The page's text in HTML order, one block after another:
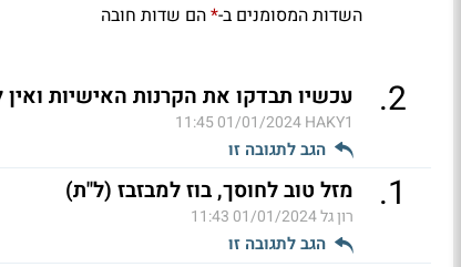
השדות המסומנים ב-*הם שדות חובה
2
. עכשיו תבדקו את הקרנות האישיות
HAKY1
01/01/2024 11:45
הגב לתגובה זו
1
. מזל טוב לחוסך, בוז למבזבז (ל"ת)
רון גל01/01/2024 11:43
הגב לתגובה זו